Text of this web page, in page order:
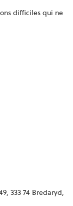
difficiles qui ne
333 74 Bredaryd,